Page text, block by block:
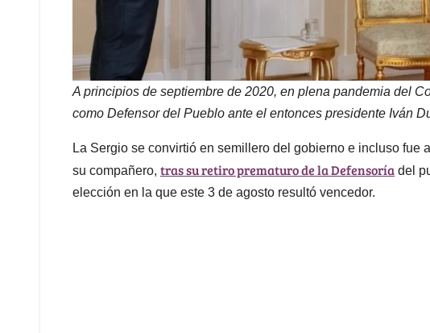
A principios de septiembre de 2020, en plena pandemia del
como Defensor del Pueblo ante el entonces presidente Iván
La Sergio se convirtió en semillero del gobierno e incluso fue
su compañero, tras su retiro prematuro de la Defensoría del
elección en la que este 3 de agosto resultó vencedor.